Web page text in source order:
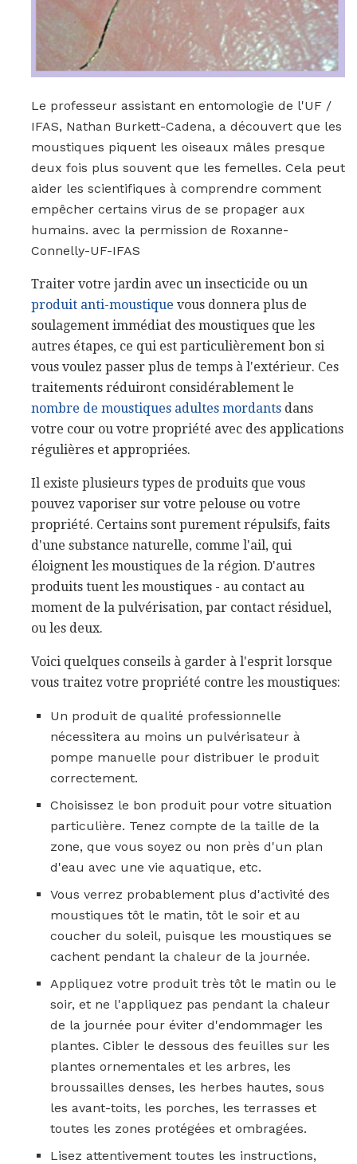
Le professeur assistant en entomologie de l'UF /
IFAS, Nathan Burkett-Cadena, a découvert que les
moustiques piquent les oiseaux mâles presque
deux fois plus souvent que les femelles. Cela peut
aider les scientifiques à comprendre comment
empêcher certains virus de se propager aux
humains. avec la permission de Roxanne-
Connelly-UF-IFAS
Traiter votre jardin avec un insecticide ou un
produit anti-moustique vous donnera plus de
soulagement immédiat des moustiques que les
autres étapes, ce qui est particulièrement bon si
vous voulez passer plus de temps à l'extérieur. Ces
traitements réduiront considérablement le
nombre de moustiques adultes mordants dans
votre cour ou votre propriété avec des applications
régulières et appropriées.
Il existe plusieurs types de produits que vous
pouvez vaporiser sur votre pelouse ou votre
propriété. Certains sont purement répulsifs, faits
d'une substance naturelle, comme l'ail, qui
éloignent les moustiques de la région. D'autres
produits tuent les moustiques - au contact au
moment de la pulvérisation, par contact résiduel,
ou les deux.
Voici quelques conseils à garder à l'esprit lorsque
vous traitez votre propriété contre les moustiques:
Un produit de qualité professionnelle
nécessitera au moins un pulvérisateur à
pompe manuelle pour distribuer le produit
correctement.
Choisissez le bon produit pour votre situation
particulière. Tenez compte de la taille de la
zone, que vous soyez ou non près d'un plan
d'eau avec une vie aquatique, etc.
Vous verrez probablement plus d'activité des
moustiques tôt le matin, tôt le soir et au
coucher du soleil, puisque les moustiques se
cachent pendant la chaleur de la journée.
Appliquez votre produit très tôt le matin ou le
soir, et ne l'appliquez pas pendant la chaleur
de la journée pour éviter d'endommager les
plantes. Cibler le dessous des feuilles sur les
plantes ornementales et les arbres, les
broussailles denses, les herbes hautes, sous
les avant-toits, les porches, les terrasses et
toutes les zones protégées et ombragées.
Lisez attentivement toutes les instructions,